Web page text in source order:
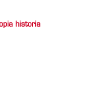
historia